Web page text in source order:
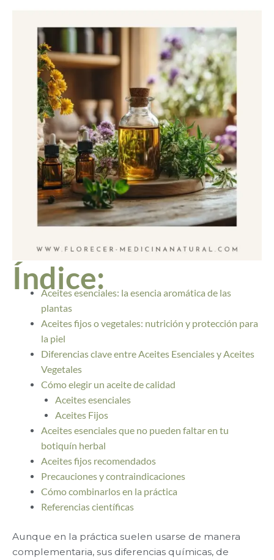
Índice:
Aceites esenciales: la esencia aromática de las
plantas
Aceites fijos o vegetales: nutrición y protección para
la piel
Diferencias clave entre Aceites Esenciales y Aceites
Vegetales
Cómo elegir un aceite de calidad
Aceites esenciales
Aceites Fijos
Aceites esenciales que no pueden faltar en tu
botiquín herbal
Aceites fijos recomendados
Precauciones y contraindicaciones
Cómo combinarlos en la práctica
Referencias científicas
Aunque en la práctica suelen usarse de manera
complementaria, sus diferencias químicas, de